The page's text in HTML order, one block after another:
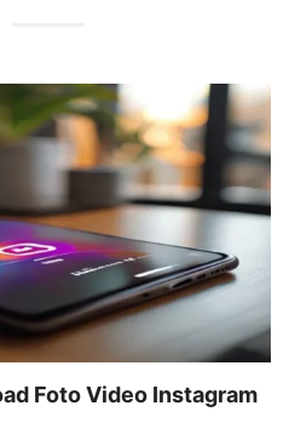
p
p
m
Foto Video Instagram